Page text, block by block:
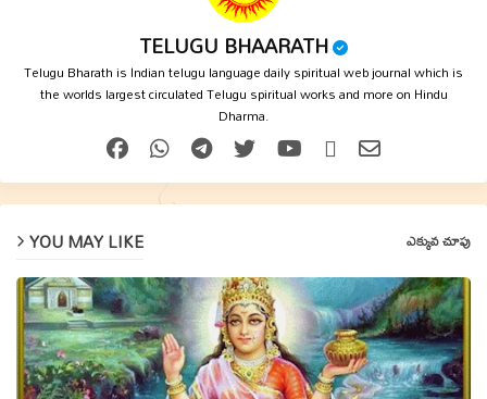
TELUGU BHAARATH
Telugu Bharath is Indian telugu language daily spiritual web journal which is
the worlds largest circulated Telugu spiritual works and more on Hindu
Dharma.
YOU MAY LIKE ఎక్కువ చూపు